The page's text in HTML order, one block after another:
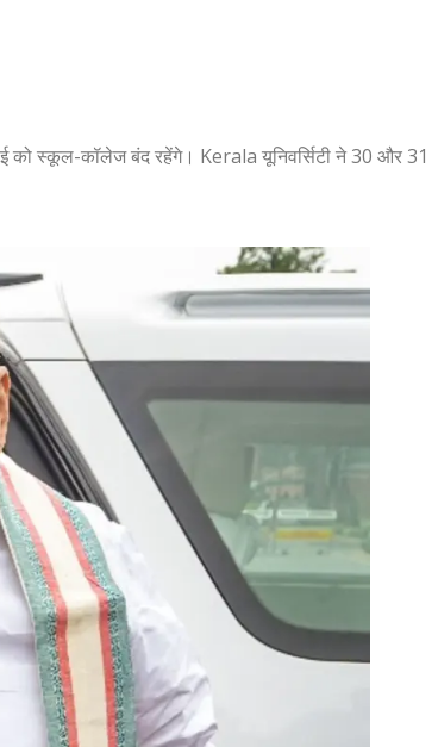
को स्कूल-कॉलेज बंद रहेंगे। Kerala यूनिवर्सिटी ने 30 और 31